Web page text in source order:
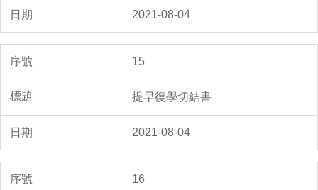
2021-08-04
15
提早復學切結書
2021-08-04
16